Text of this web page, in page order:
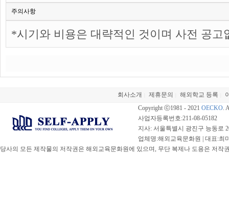
주의사항
*시기와 비용은 대략적인 것이며 사전 공고
회사소개 제휴문의 해외학교 등록
Copyright ⓒ1981 - 2021 OECKO.
사업자등록번호:211-08-05182
지사: 서울특별시 광진구 능동로
업체명:해외교육문화원 | 대표:최
당사의 모든 제작물의 저작권은 해외교육문화원에 있으며, 무단 복제나 도용은 저